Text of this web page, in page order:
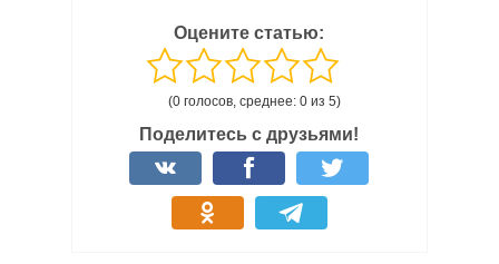
Оцените статью:
(0 голосов, среднее: 0 из 5)
Поделитесь с друзьями!